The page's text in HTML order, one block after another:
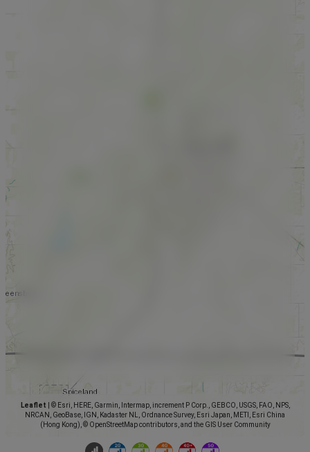
Leaflet
© Esri, HERE, Garmin, Intermap, increment P Corp., GEBCO, USGS, FAO, NPS,
NRCAN, GeoBase, IGN, Kadaster NL, Ordnance Survey, Esri Japan, METI, Esri China
(Hong Kong), © OpenStreetMap contributors, and the GIS User Community